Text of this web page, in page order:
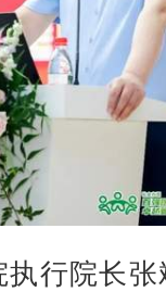
行院长